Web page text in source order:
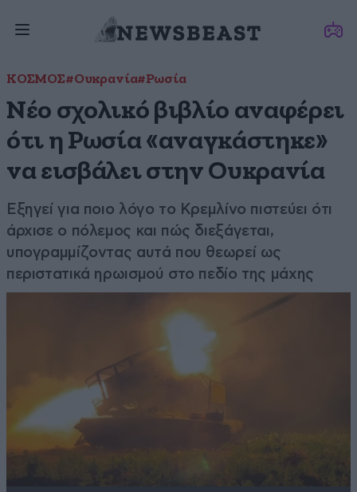
ΚΟΣΜΟΣ#Ουκρανία#Ρωσία
Νέο σχολικό βιβλίο αναφέρει
ότι η Ρωσία «αναγκάστηκε»
να εισβάλει στην Ουκρανία
Εξηγεί για ποιο λόγο το Κρεμλίνο πιστεύει ότι
άρχισε ο πόλεμος και πώς διεξάγεται,
υπογραμμίζοντας αυτά που θεωρεί ως
περιστατικά ηρωισμού στο πεδίο της μάχης